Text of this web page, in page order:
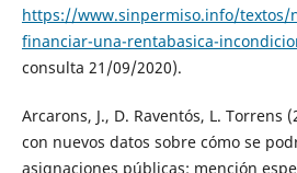
https://www.sinpermiso.info/textos/
financiar-una-rentabasica-
consulta 21/09/2020).
Arcarons, J., D. Raventós, L. Torrens
con nuevos datos sobre cómo se
asignaciones públicas: mención